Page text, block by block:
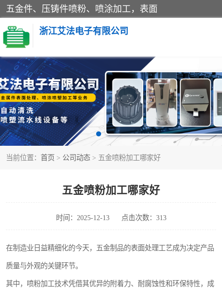
五金件、压铸件喷粉、喷涂加工，表面
浙江艾法电子有限公司
当前位置： 首页 > 公司动态 > 五金喷粉加工哪家好
五金喷粉加工哪家好
时间：2025-12-13 点击次数：313
在制造业日益精细化的今天，五金制品的表面处理工艺成为决定产品
质量与外观的关键环节。
其中，喷粉加工技术凭借其优异的附着力、耐腐蚀性和环保特性，成
五金加工